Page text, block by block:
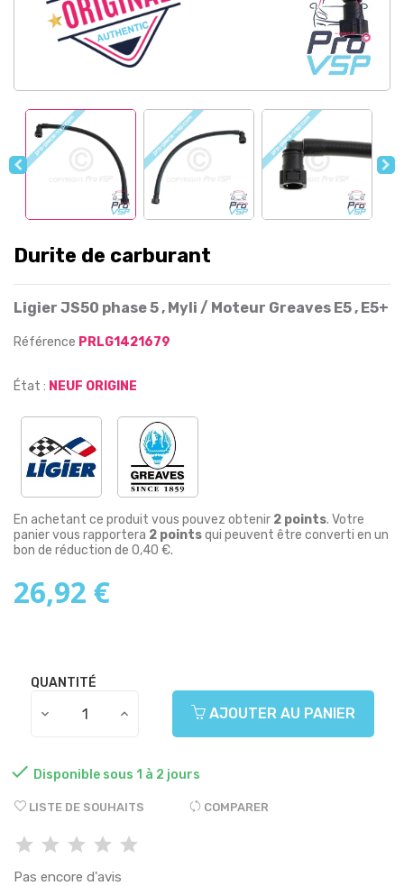
Durite de carburant
Ligier JS50 phase 5 , Myli / Moteur Greaves E5 , E5+
Référence PRLG1421679
État : NEUF ORIGINE
En achetant ce produit vous pouvez obtenir 2 points. Votre
panier vous rapportera 2 pointsqui peuvent être converti en un
bon de réduction de 0,40 €.
26,92 €
QUANTITÉ
AJOUTER AU PANIER
 Disponible sous 1 à 2 jours
LISTE DE SOUHAITS COMPARER
Pas encore d'avis